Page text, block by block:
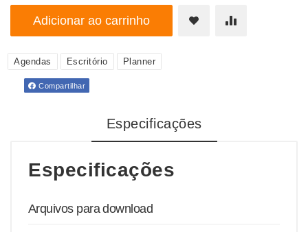
Adicionar ao carrinho
Agendas Escritório Planner
Compartilhar
Especificações
Especificações
Arquivos para download